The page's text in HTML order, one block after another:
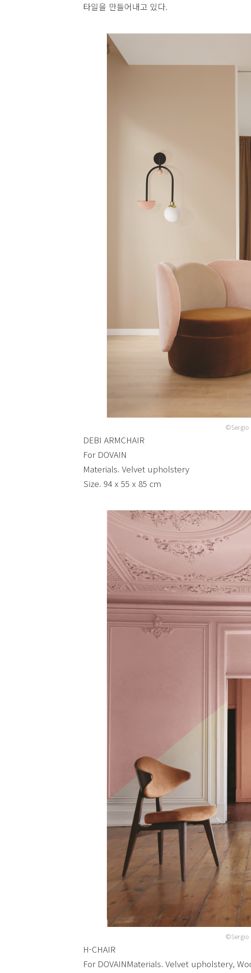
타일을 만들어내고 있다.
©Sergio
DEBI ARMCHAIR
For DOVAIN
Materials. Velvet upholstery
Size. 94 x 55 x 85 cm
©Sergio
H-CHAIR
For DOVAINMaterials. Velvet upholstery,